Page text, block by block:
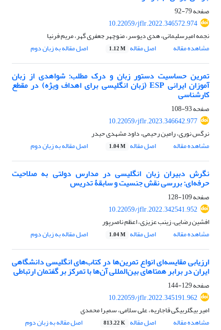
صفحه79-92
10.22059/jflr.2022.346572.974
نجمه امیرسلیمانی، هدی دیوسر، منوچهر جعفری گهر، مریم فرنیا
مشاهده مقاله
اصل مقاله 1.12 M اصل مقاله به زبان دوم
تمرین حساسیت دستور زبان و درک مطلب: شواهدی از زبان
آموزان ایرانی ESP (زبان انگلیسی برای اهداف ویژه) در مقطع
کارشناسی
صفحه93-108
10.22059/jflr.2023.346642.977
نرگس نوری، رامین رحیمی، داود مشهدی حیدر
مشاهده مقاله
اصل مقاله 1.04 M اصل مقاله به زبان دوم
نگرش دبیران زبان انگلیسی در مدارس دولتی به صلاحیت
حرفه‌ای: بررسی نقش جنسیت و سابقۀ تدریس
صفحه109-128
10.22059/jflr.2022.342541.952
افشین رضایی، زینب عزیزی، اعظم ناصرپور
مشاهده مقاله
اصل مقاله 1.04 M اصل مقاله به زبان دوم
ارزیابی مقایسه‌ای انواع تمرین‌ها در کتاب‌های انگلیسی دانشگاهی
ایران در برابر همتاهای بین‌المللی آن‌ها با تمرکز بر گفتمان ارتباطی
صفحه129-144
10.22059/jflr.2022.345191.962
امیر بیگلربیگی قاجاریه، علی سلامی، سمیرا محمدی
مشاهده مقاله
اصل مقاله 813.22 K اصل مقاله به زبان دوم